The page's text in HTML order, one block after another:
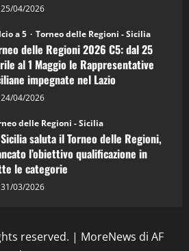
25/04/2026
a 5 Torneo delle Regioni - Sicilia
delle Regioni 2026 C5: dal 25
al 1 Maggio le Rappresentative
impegnate nel Lazio
24/04/2026
delle Regioni - Sicilia
saluta il Torneo delle Regioni,
l’obiettivo qualificazione in
le categorie
31/03/2026
reserved. | MoreNews di AF